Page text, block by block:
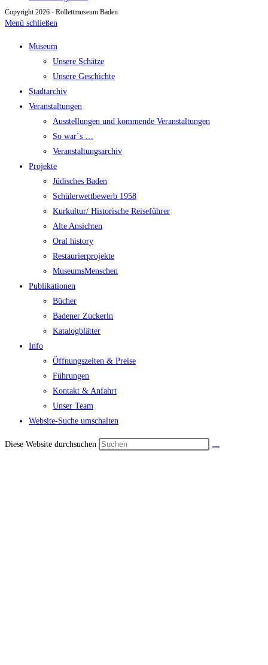
Copyright 2026 - Rollettmuseum Baden
Menü schließen
Museum
Unsere Schätze
Unsere Geschichte
Stadtarchiv
Veranstaltungen
Ausstellungen und kommende Veranstaltungen
So war`s …
Veranstaltungsarchiv
Projekte
Jüdisches Baden
Schülerwettbewerb 1958
Kurkultur/ Historische Reiseführer
Alte Ansichten
Oral history
Restaurierprojekte
MuseumsMenschen
Publikationen
Bücher
Badener Zuckerln
Katalogblätter
Info
Öffnungszeiten & Preise
Führungen
Kontakt & Anfahrt
Unser Team
Website-Suche umschalten
Diese Website durchsuchen